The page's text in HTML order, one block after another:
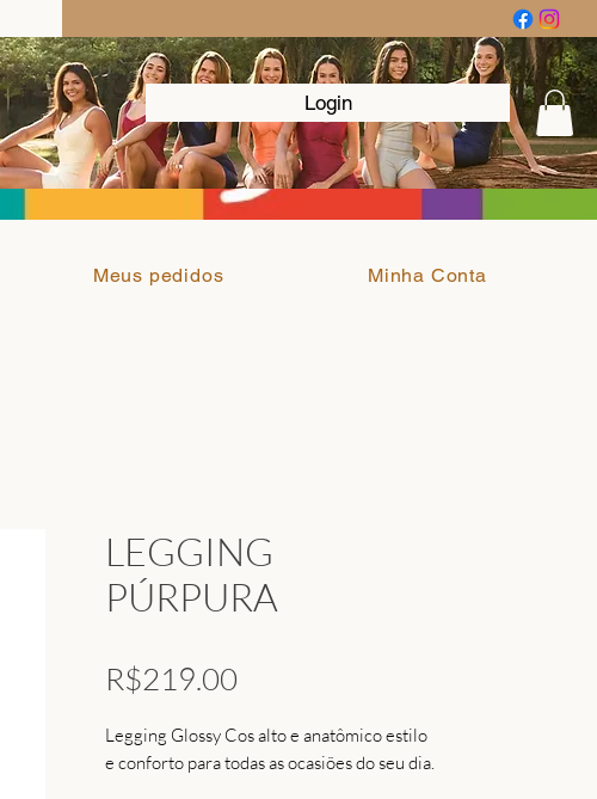
Login
Meus pedidos Minha Conta
LEGGING
PÚRPURA
R$219.00
Legging Glossy Cos alto e anatômico estilo
e conforto para todas as ocasiões do seu dia.